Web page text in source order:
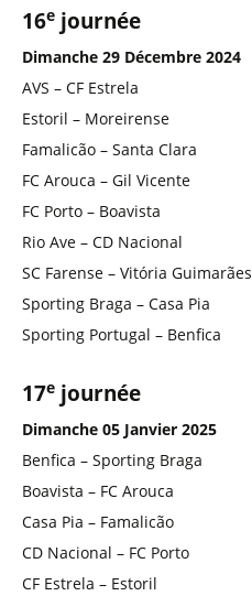
16e journée
Dimanche 29 Décembre 2024
AVS – CF Estrela
Estoril – Moreirense
Famalicão – Santa Clara
FC Arouca – Gil Vicente
FC Porto – Boavista
Rio Ave – CD Nacional
SC Farense – Vitória Guimarães
Sporting Braga – Casa Pia
Sporting Portugal – Benfica
17e journée
Dimanche 05 Janvier 2025
Benfica – Sporting Braga
Boavista – FC Arouca
Casa Pia – Famalicão
CD Nacional – FC Porto
CF Estrela – Estoril